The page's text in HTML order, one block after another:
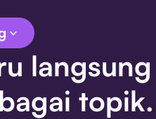
topik.